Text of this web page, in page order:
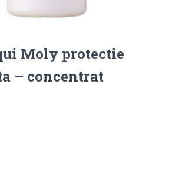
Moly protectie
– concentrat